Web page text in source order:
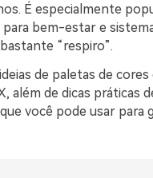
É especialmente
para bem-estar e
“respiro”.
de paletas de cores
além de dicas práticas
você pode usar para